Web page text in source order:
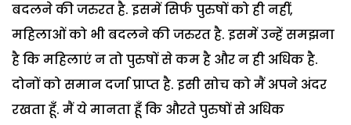
बदलने की जरुरत है. इसमें सिर्फ पुरुषों को ही नहीं,
महिलाओं को भी बदलने की जरुरत है. इसमें उन्हें समझना
है कि महिलाएं न तो पुरुषों से कम है और न ही अधिक है.
दोनों को समान दर्जा प्राप्त है. इसी सोच को मैं अपने अंदर
रखता हूँ. मैं ये मानता हूँ कि औरते पुरुषों से अधिक